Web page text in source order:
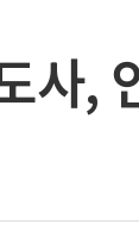
사,